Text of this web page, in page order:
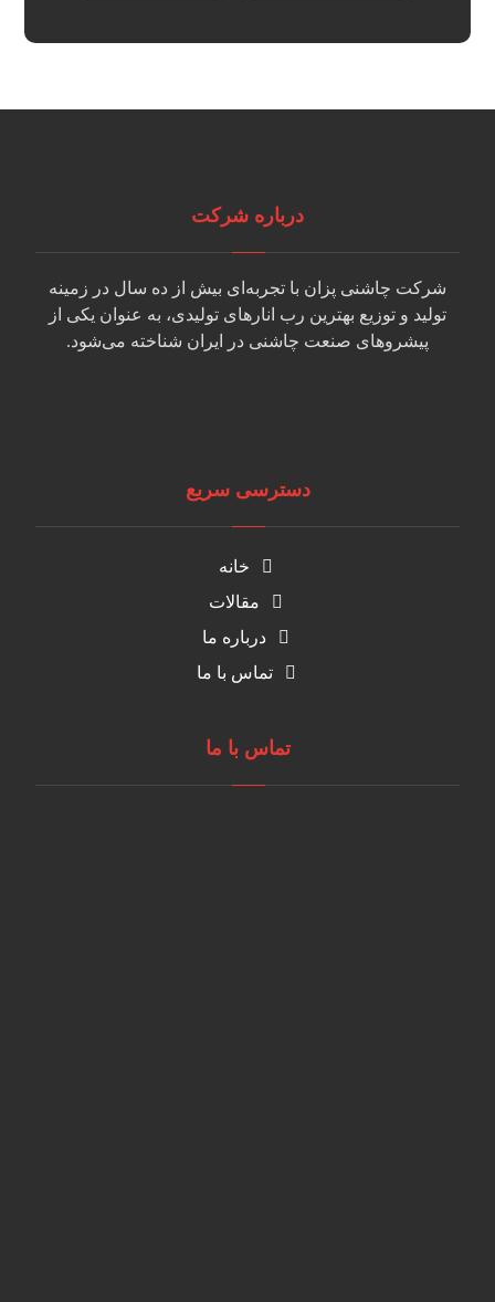
درباره شرکت
شرکت چاشنی پزان با تجربه‌ای بیش از ده سال در زمینه
تولید و توزیع بهترین رب انارهای تولیدی، به عنوان یکی از
پیشروهای صنعت چاشنی در ایران شناخته می‌شود.
دسترسی سریع
خانه
مقالات
درباره ما
تماس با ما
تماس با ما